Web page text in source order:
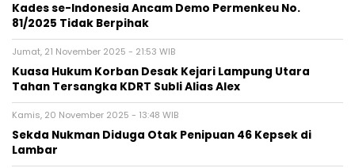
Kades se-Indonesia Ancam Demo Permenkeu No.
81/2025 Tidak Berpihak
Jumat, 21 November 2025 - 21:53 WIB
Kuasa Hukum Korban Desak Kejari Lampung Utara
Tahan Tersangka KDRT Subli Alias Alex
Kamis, 20 November 2025 - 13:48 WIB
Sekda Nukman Diduga Otak Penipuan 46 Kepsek di
Lambar